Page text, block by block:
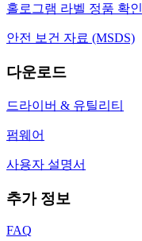
홀로그램 라벨 정품 확인
안전 보건 자료 (MSDS)
다운로드
드라이버 & 유틸리티
펌웨어
사용자 설명서
추가 정보
FAQ